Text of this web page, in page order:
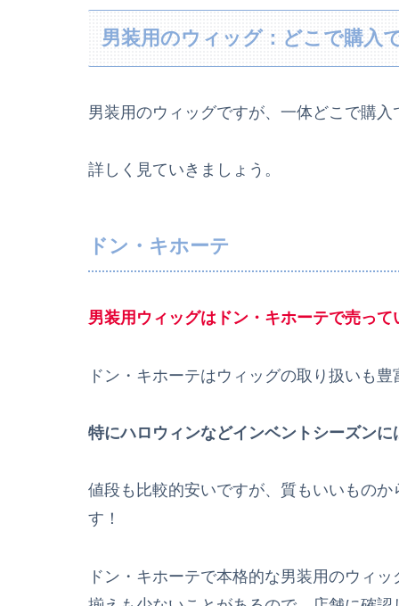
男装用のウィッグ：どこで購入
男装用のウィッグですが、一体どこで購
詳しく見ていきましょう。
ドン・キホーテ
男装用ウィッグはドン・キホーテで売って
ドン・キホーテはウィッグの取り扱いも
特にハロウィンなどインベントシーズン
値段も比較的安いですが、質もいいもの
す！
ドン・キホーテで本格的な男装用のウィ